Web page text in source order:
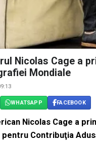
Nicolas Cage a
Mondiale
WHATSAPP FACEBOOK
Nicolas Cage a
pentru Contribuţia